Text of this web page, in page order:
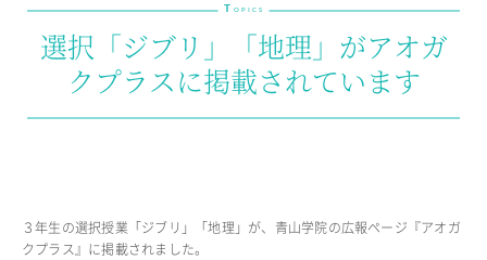
教育の特色・紹介
教育課程
教科学習
キリスト教教育
スクールライフ
T OPICS
選択「ジブリ」「地理」がアオガ
クプラスに掲載されています
３年生の選択授業「ジブリ」「地理」が、青山学院の広報ページ『アオガ
クプラス』に掲載されました。